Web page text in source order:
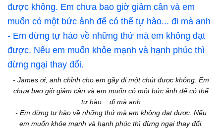
- James ơi, anh chỉnh cho em gầy đi một chút được không. Em
chưa bao giờ giảm cân và em muốn có một bức ảnh để có thể
tự hào... đi mà anh
- Em đừng tự hào về những thứ mà em không đạt được. Nếu
em muốn khỏe mạnh và hạnh phúc thì đừng ngại thay đổi.